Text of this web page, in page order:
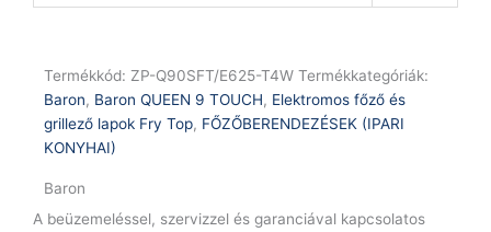
Termékkód: ZP-Q90SFT/E625-T4W Termékkategóriák:
Baron, Baron QUEEN 9 TOUCH, Elektromos főző és
grillező lapok Fry Top, FŐZŐBERENDEZÉSEK (IPARI
KONYHAI)
Baron
A beüzemeléssel, szervizzel és garanciával kapcsolatos